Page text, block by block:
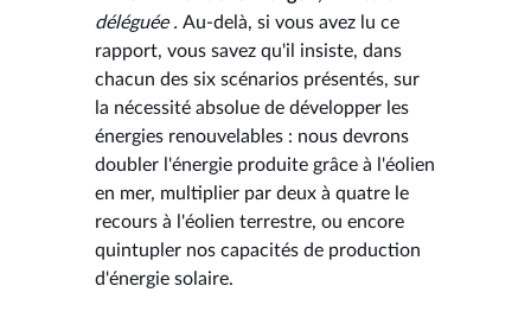
déléguée . Au-delà, si vous avez lu ce
rapport, vous savez qu'il insiste, dans
chacun des six scénarios présentés, sur
la nécessité absolue de développer les
énergies renouvelables : nous devrons
doubler l'énergie produite grâce à l'éolien
en mer, multiplier par deux à quatre le
recours à l'éolien terrestre, ou encore
quintupler nos capacités de production
d'énergie solaire.